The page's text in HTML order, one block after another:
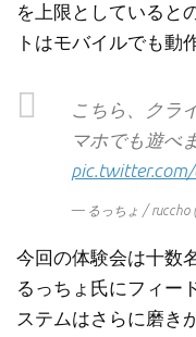
を上限としていると
トはモバイルでも動
こちら、クラ
マホでも遊べ
— るっちょ / ruccho
今回の体験会は十数
るっちょ氏にフィー
ステムはさらに磨き